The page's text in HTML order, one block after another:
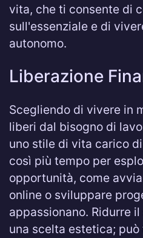
vita, che ti consente di
sull'essenziale e di
autonomo.
Liberazione
Scegliendo di vivere in
liberi dal bisogno di
uno stile di vita carico
così più tempo per
opportunità, come
online o sviluppare
appassionano. Ridurre
una scelta estetica;